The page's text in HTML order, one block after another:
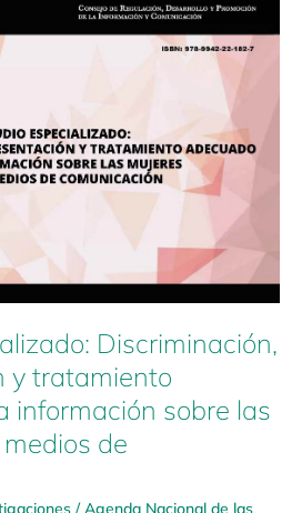
Discriminación,
y tratamiento
información sobre las
de
/Agenda Nacional de las